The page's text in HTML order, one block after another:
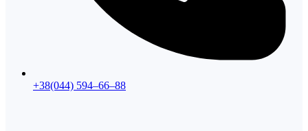
+38(044) 594–66–88